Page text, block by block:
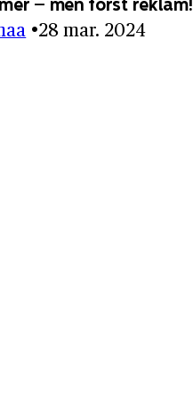
28 mar. 2024